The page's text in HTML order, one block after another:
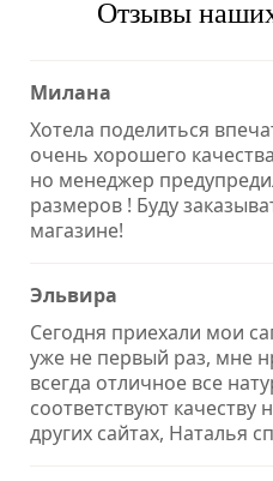
Отзывы
Милана
Хотела поделиться
очень хорошего
но менеджер
размеров ! Буду
магазине!
Эльвира
Сегодня приехали мои
уже не первый раз, мне
всегда отличное все
соответствуют
других сайтах, Наталья